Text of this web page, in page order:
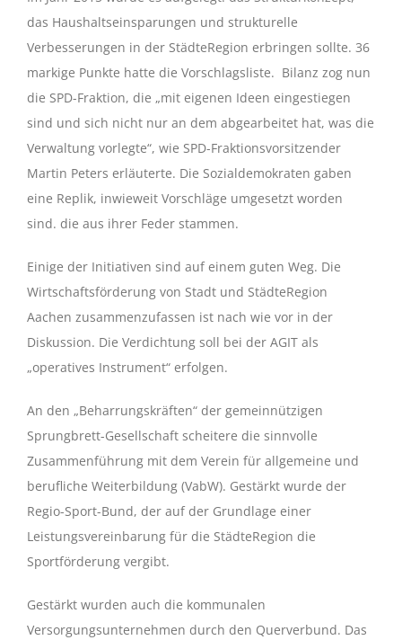
das Haushaltseinsparungen und strukturelle
Verbesserungen in der StädteRegion erbringen sollte. 36
markige Punkte hatte die Vorschlagsliste. Bilanz zog nun
die SPD-Fraktion, die „mit eigenen Ideen eingestiegen
sind und sich nicht nur an dem abgearbeitet hat, was die
Verwaltung vorlegte“, wie SPD-Fraktionsvorsitzender
Martin Peters erläuterte. Die Sozialdemokraten gaben
eine Replik, inwieweit Vorschläge umgesetzt worden
sind. die aus ihrer Feder stammen.
Einige der Initiativen sind auf einem guten Weg. Die
Wirtschaftsförderung von Stadt und StädteRegion
Aachen zusammenzufassen ist nach wie vor in der
Diskussion. Die Verdichtung soll bei der AGIT als
„operatives Instrument“ erfolgen.
An den „Beharrungskräften“ der gemeinnützigen
Sprungbrett-Gesellschaft scheitere die sinnvolle
Zusammenführung mit dem Verein für allgemeine und
berufliche Weiterbildung (VabW). Gestärkt wurde der
Regio-Sport-Bund, der auf der Grundlage einer
Leistungsvereinbarung für die StädteRegion die
Sportförderung vergibt.
Gestärkt wurden auch die kommunalen
Versorgungsunternehmen durch den Querverbund. Das